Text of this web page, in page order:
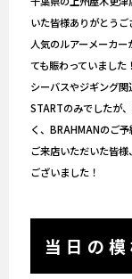
いた皆様ありがとうご
人気のルアーメーカ
ても賑わっていました！
シーバスやジギング
STARTのみでしたが
く、BRAHMANのご予
ご来店いただいた皆
ございました！
当日の模